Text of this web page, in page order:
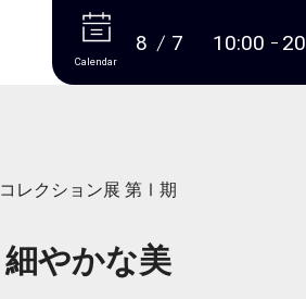
More
Calendar
8 7 10:00
コレクション展 第Ⅰ期
細やかな美